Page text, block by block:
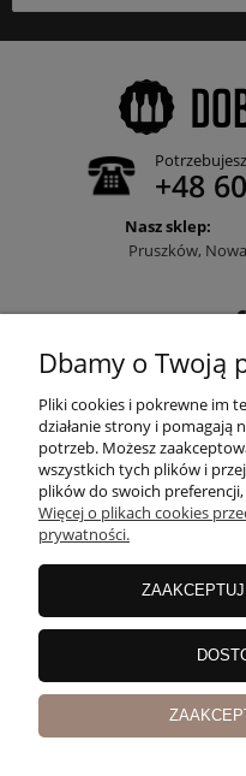
+48
Nasz sklep:
Pruszków,
Dbamy o Twoją
Pliki cookies i pokrewne im
działanie strony i pomagają
potrzeb. Możesz
wszystkich tych plików i
plików do swoich
Więcej o plikach cookies
prywatności.